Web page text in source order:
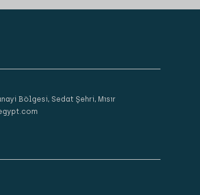
Bölgesi, Sedat Şehri, Mısır